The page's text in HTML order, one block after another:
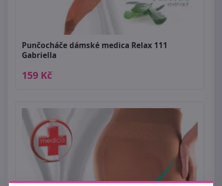
Punčocháče dámské medica Relax 111
Gabriella
159 Kč